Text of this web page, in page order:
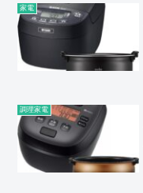
家電
調理家電